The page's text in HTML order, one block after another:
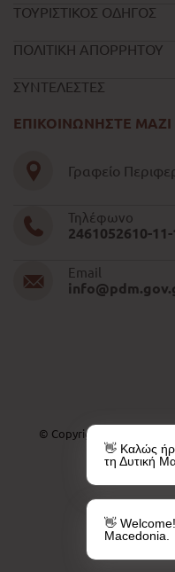
ΤΟΥΡΙΣΤΙΚΟΣ ΟΔΗΓΟΣ
ΠΟΛΙΤΙΚΗ ΑΠΟΡΡΗΤΟΥ
ΣΥΝΤΕΛΕΣΤΕΣ
ΕΠΙΚΟΙΝΩΝΗΣΤΕ
Γραφείο
Τηλέφωνο
2461052610-11-
Email
© Copyright 2026 | All
👋 Καλώς
τη Δυτική
👋
Macedonia.